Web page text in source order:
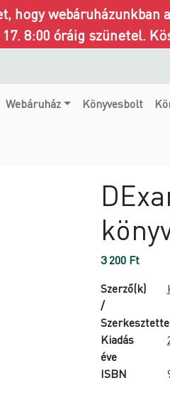
webáruházunkban
8:00 óráig szünetel.
Webáruház Könyvesbolt
3 200 Ft
Szerző(k)
/
Szerkesztette
Kiadás
éve
ISBN